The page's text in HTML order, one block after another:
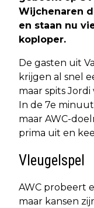
Wijchenaren
en staan nu
koploper.
De gasten uit
krijgen al snel
maar spits
In de 7e
maar AWC-
prima uit en
Vleugelspel
AWC probeert
maar kansen